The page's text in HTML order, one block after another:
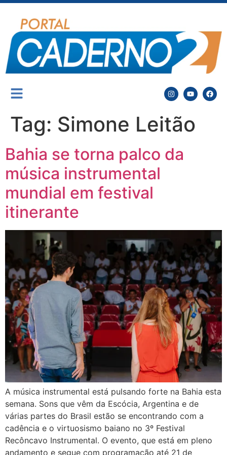
Tag: Simone Leitão
Bahia se torna palco da
música instrumental
mundial em festival
itinerante
A música instrumental está pulsando forte na Bahia esta
semana. Sons que vêm da Escócia, Argentina e de
várias partes do Brasil estão se encontrando com a
cadência e o virtuosismo baiano no 3º Festival
Recôncavo Instrumental. O evento, que está em pleno
andamento e segue com programação até 21 de